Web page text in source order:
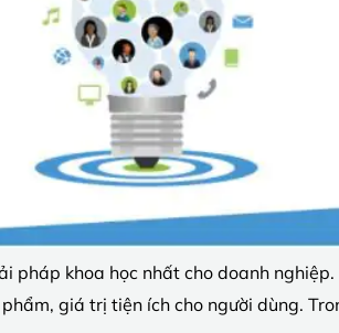
khoa học nhất cho doanh
giá trị tiện ích cho người dùng.